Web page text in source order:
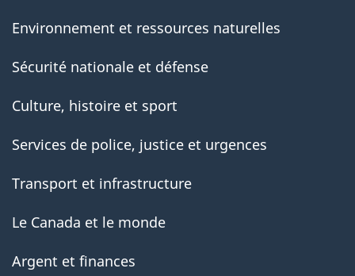
Environnement et ressources naturelles
Sécurité nationale et défense
Culture, histoire et sport
Services de police, justice et urgences
Transport et infrastructure
Le Canada et le monde
Argent et finances